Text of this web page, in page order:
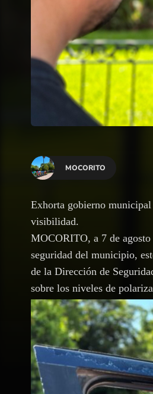
MOCORITO
Exhorta gobierno
visibilidad.
MOCORITO, a 7 de
seguridad del municipio,
de la Dirección de
sobre los niveles de